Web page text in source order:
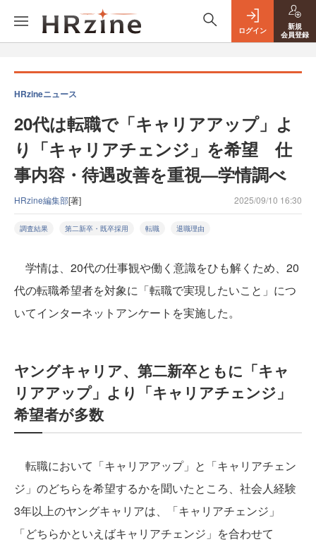
ログイン
新規
会員登録
HRzineニュース
20代は転職で「キャリアアップ」よ
り「キャリアチェンジ」を希望 仕
事内容・待遇改善を重視—学情調べ
HRzine編集部[著] 2025/09/10 16:30
調査結果 第二新卒・既卒採用 転職 退職理由
学情は、20代の仕事観や働く意識をひも解くため、20
代の転職希望者を対象に「転職で実現したいこと」につ
いてインターネットアンケートを実施した。
ヤングキャリア、第二新卒ともに「キャ
リアアップ」より「キャリアチェンジ」
希望者が多数
転職において「キャリアアップ」と「キャリアチェン
ジ」のどちらを希望するかを聞いたところ、社会人経験
3年以上のヤングキャリアは、「キャリアチェンジ」
「どちらかといえばキャリアチェンジ」を合わせて